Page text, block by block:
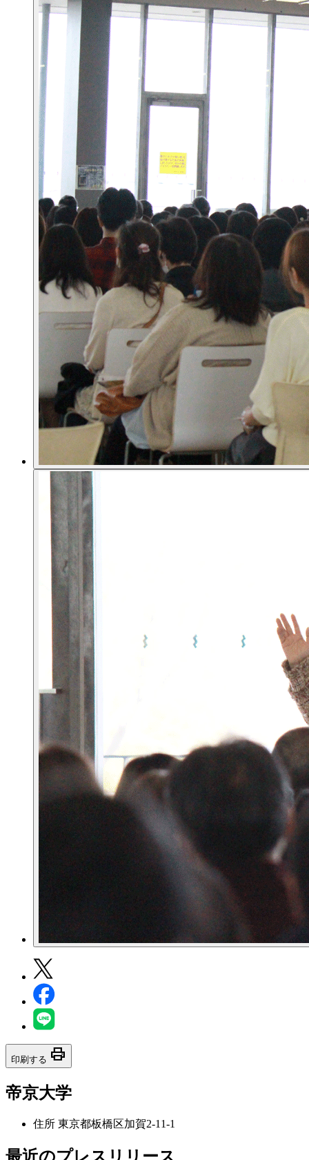
印刷する print
帝京大学
住所 東京都板橋区加賀2-11-1